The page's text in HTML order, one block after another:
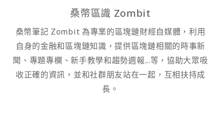
桑幣區識 Zombit
桑幣筆記 Zombit 為專業的區塊鏈財經自媒體，利用
自身的金融和區塊鏈知識，提供區塊鏈相關的時事新
聞、專題專欄、新手教學和趨勢週報...等，協助大眾吸
收正確的資訊，並和社群朋友站在一起，互相扶持成
長。